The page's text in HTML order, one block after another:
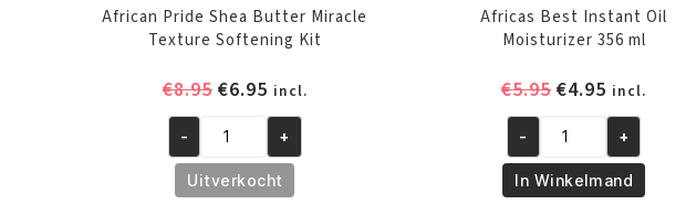
African Pride Shea Butter Miracle
Texture Softening Kit
€8.95 Oorspronkelijke
was:
€8.95.
€6.95Huidige
prijs
is:
€6.95.
incl.
African
Pride
Shea
- +
Uitverkocht
Africas Best Instant Oil
Moisturizer 356 ml
€5.95Oorspronkelijke
was:
€5.95.
€4.95 Huidige
prijs
is:
€4.95.
incl.
Africas
Best
Instant
- +
In Winkelmand